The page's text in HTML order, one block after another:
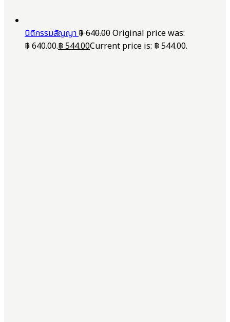
นิติกรรมสัญญา฿640.00Original price was:
฿ 640.00.฿544.00Current price is: ฿ 544.00.